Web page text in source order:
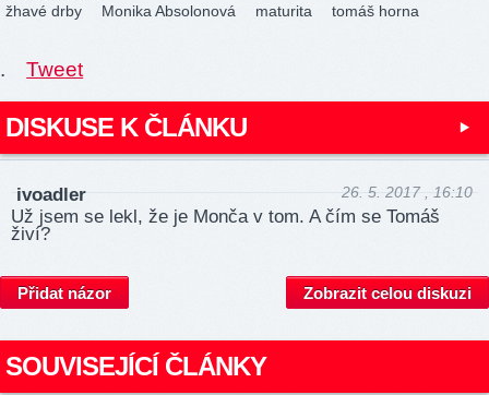
žhavé drby Monika Absolonová maturita tomáš horna
. Tweet
DISKUSE K ČLÁNKU
ivoadler 26. 5. 2017 , 16:10
Už jsem se lekl, že je Monča v tom. A čím se Tomáš
živí?
Přidat názor Zobrazit celou diskuzi
SOUVISEJÍCÍ ČLÁNKY